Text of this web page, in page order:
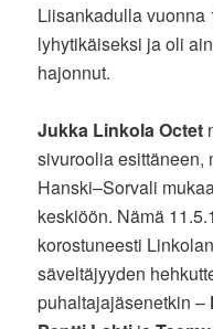
Liisankadulla vuonna
lyhytikäiseksi ja oli
hajonnut.
Jukka Linkola Octet
sivuroolia esittäneen,
Hanski–Sorvali
keskiöön. Nämä
korostuneesti
säveltäjyyden
puhaltajajäsenetkin –